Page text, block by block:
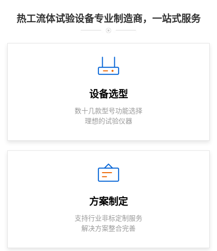
热工流体试验设备专业制造商，一站式服务
设备选型
数十几款型号功能选择
理想的试验仪器
方案制定
支持行业非标定制服务
解决方案整合完善